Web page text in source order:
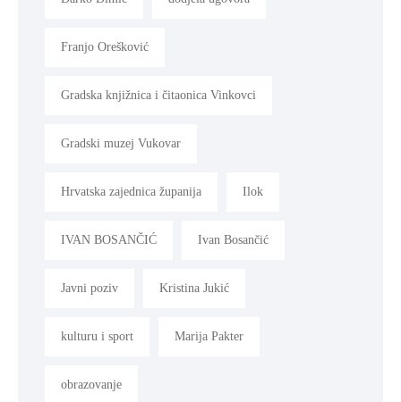
Franjo Orešković
Gradska knjižnica i čitaonica Vinkovci
Gradski muzej Vukovar
Hrvatska zajednica županija Ilok
IVAN BOSANČIĆ Ivan Bosančić
Javni poziv Kristina Jukić
kulturu i sport Marija Pakter
obrazovanje